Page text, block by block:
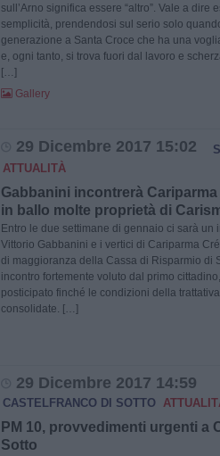
sull’Arno significa essere “altro”. Vale a dire
semplicità, prendendosi sul serio solo
generazione a Santa Croce che ha una
e, ogni tanto, si trova fuori dal lavoro e
[…]
Gallery
29 Dicembre 2017 15:02
ATTUALITÀ
Gabbanini incontrerà
in ballo molte proprietà di
Entro le due settimane di gennaio ci sarà un
Vittorio Gabbanini e i vertici di Cariparma
di maggioranza della Cassa di Risparmio di
incontro fortemente voluto dal primo
posticipato finché le condizioni della
consolidate. […]
29 Dicembre 2017 14:59
CASTELFRANCO DI SOTTO
PM 10, provvedimenti urgenti a
Sotto